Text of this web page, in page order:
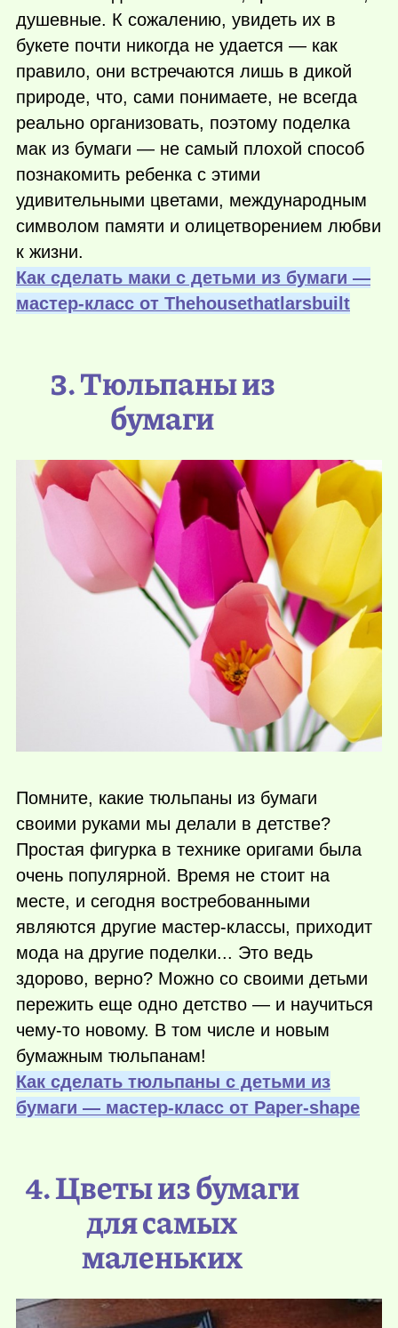
душевные. К сожалению, увидеть их в
букете почти никогда не удается — как
правило, они встречаются лишь в дикой
природе, что, сами понимаете, не всегда
реально организовать, поэтому поделка
мак из бумаги — не самый плохой способ
познакомить ребенка с этими
удивительными цветами, международным
символом памяти и олицетворением любви
к жизни.
Как сделать маки с детьми из бумаги —
мастер-класс от Тhehousethatlarsbuilt
3. Тюльпаны из
бумаги
Помните, какие тюльпаны из бумаги
своими руками мы делали в детстве?
Простая фигурка в технике оригами была
очень популярной. Время не стоит на
месте, и сегодня востребованными
являются другие мастер-классы, приходит
мода на другие поделки... Это ведь
здорово, верно? Можно со своими детьми
пережить еще одно детство — и научиться
чему-то новому. В том числе и новым
бумажным тюльпанам!
Как сделать тюльпаны с детьми из
бумаги — мастер-класс от Рaper-shape
4. Цветы из бумаги
для самых
маленьких